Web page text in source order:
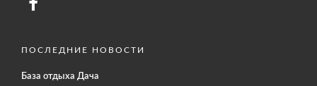
ПОСЛЕДНИЕ НОВОСТИ
База отдыха Дача